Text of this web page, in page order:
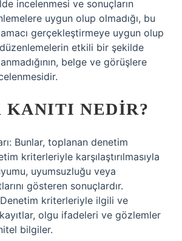
incelenmesi ve sonuçların
uygun olup olmadığı, bu
gerçekleştirmeye uygun olup
etkili bir şekilde
belge ve görüşlere
NEDIR?
Bunlar, toplanan denetim
kriterleriyle karşılaştırılmasıyla
uyumsuzluğu veya
gösteren sonuçlardır.
Denetim kriterleriyle ilgili ve
olgu ifadeleri ve gözlemler
bilgiler.